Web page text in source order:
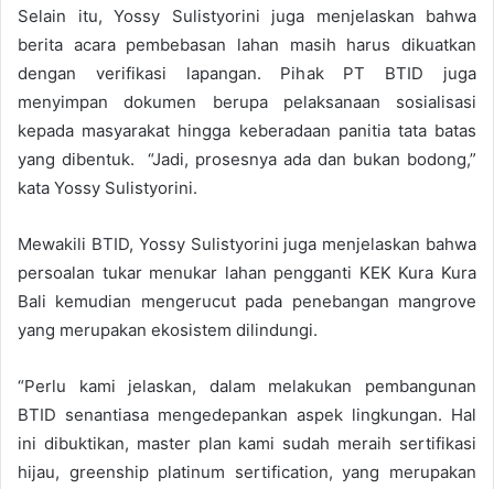
Selain itu, Yossy Sulistyorini juga menjelaskan bahwa
berita acara pembebasan lahan masih harus dikuatkan
dengan verifikasi lapangan. Pihak PT BTID juga
menyimpan dokumen berupa pelaksanaan sosialisasi
kepada masyarakat hingga keberadaan panitia tata batas
yang dibentuk. “Jadi, prosesnya ada dan bukan bodong,”
kata Yossy Sulistyorini.
Mewakili BTID, Yossy Sulistyorini juga menjelaskan bahwa
persoalan tukar menukar lahan pengganti KEK Kura Kura
Bali kemudian mengerucut pada penebangan mangrove
yang merupakan ekosistem dilindungi.
“Perlu kami jelaskan, dalam melakukan pembangunan
BTID senantiasa mengedepankan aspek lingkungan. Hal
ini dibuktikan, master plan kami sudah meraih sertifikasi
hijau, greenship platinum sertification, yang merupakan